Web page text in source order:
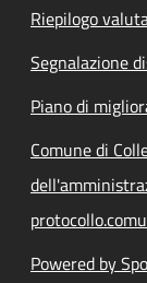
Riepilogo
Segnalazione
Piano di
Comune di
Powered by